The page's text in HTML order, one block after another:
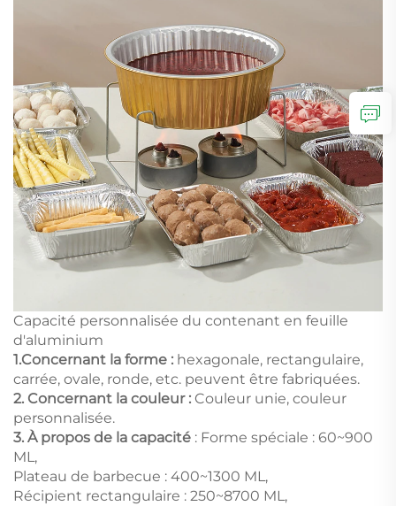
Capacité personnalisée du contenant en feuille
d'aluminium
1.Concernant la forme : hexagonale, rectangulaire,
carrée, ovale, ronde, etc. peuvent être fabriquées.
2. Concernant la couleur : Couleur unie, couleur
personnalisée.
3. À propos de la capacité : Forme spéciale : 60~900
ML,
Plateau de barbecue : 400~1300 ML,
Récipient rectangulaire : 250~8700 ML,